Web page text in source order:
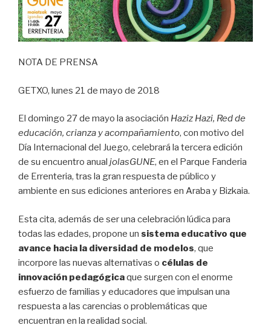
NOTA DE PRENSA
GETXO, lunes 21 de mayo de 2018
El domingo 27 de mayo la asociación Haziz Hazi, Red de
educación, crianza y acompañamiento, con motivo del
Día Internacional del Juego, celebrará la tercera edición
de su encuentro anual jolasGUNE, en el Parque Fanderia
de Errenteria, tras la gran respuesta de público y
ambiente en sus ediciones anteriores en Araba y Bizkaia.
Esta cita, además de ser una celebración lúdica para
todas las edades, propone un sistema educativo que
avance hacia la diversidad de modelos, que
incorpore las nuevas alternativas o células de
innovación pedagógicaque surgen con el enorme
esfuerzo de familias y educadores que impulsan una
respuesta a las carencias o problemáticas que
encuentran en la realidad social.